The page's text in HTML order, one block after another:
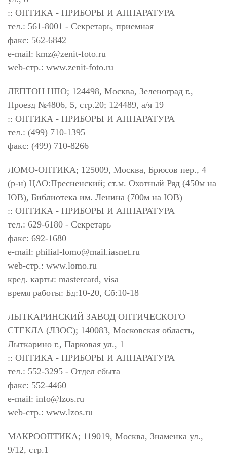
:: ОПТИКА - ПРИБОРЫ И АППАРАТУРА
тел.: 561-8001 - Секретарь, приемная
факс: 562-6842
e-mail: kmz@zenit-foto.ru
web-стр.: www.zenit-foto.ru
ЛЕПТОН НПО; 124498, Москва, Зеленоград г.,
Проезд №4806, 5, стр.20; 124489, а/я 19
:: ОПТИКА - ПРИБОРЫ И АППАРАТУРА
тел.: (499) 710-1395
факс: (499) 710-8266
ЛОМО-ОПТИКА; 125009, Москва, Брюсов пер., 4
(р-н) ЦАО:Пресненский; ст.м. Охотный Ряд (450м на
ЮВ), Библиотека им. Ленина (700м на ЮВ)
:: ОПТИКА - ПРИБОРЫ И АППАРАТУРА
тел.: 629-6180 - Секретарь
факс: 692-1680
e-mail: philial-lomo@mail.iasnet.ru
web-стр.: www.lomo.ru
кред. карты: mastercard, visa
время работы: Бд:10-20, Сб:10-18
ЛЫТКАРИНСКИЙ ЗАВОД ОПТИЧЕСКОГО
СТЕКЛА (ЛЗОС); 140083, Московская область,
Лыткарино г., Парковая ул., 1
:: ОПТИКА - ПРИБОРЫ И АППАРАТУРА
тел.: 552-3295 - Отдел сбыта
факс: 552-4460
e-mail: info@lzos.ru
web-стр.: www.lzos.ru
МАКРООПТИКА; 119019, Москва, Знаменка ул.,
9/12, стр.1